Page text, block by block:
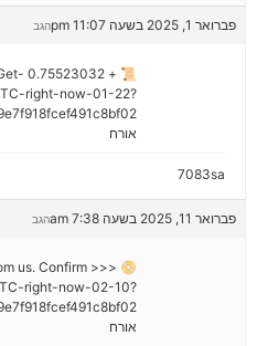
פברואר 1, 2025 בשעה 11:07 pm הגב
Get-
BTC-right-now-01-22?
📜
אורח
7083sa
פברואר 11, 2025 בשעה 7:38 am הגב
us. Confirm >>>
right-now-02-10?
📀
אורח